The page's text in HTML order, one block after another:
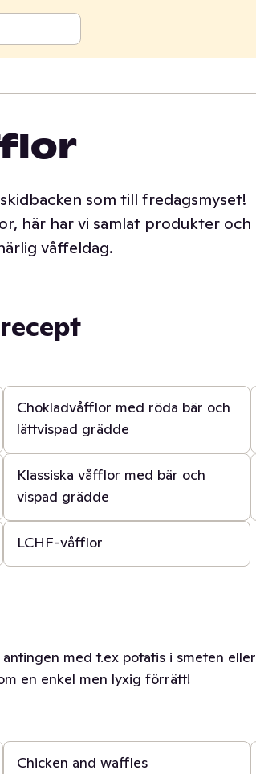
som till fredagsmyset!
här har vi samlat produkter och
våffeldag.
Chokladvåfflor med röda bär och
lättvispad grädde
10 min
Klassiska våfflor med bär och
vispad grädde
30 min
LCHF-våfflor
med t.ex potatis i smeten eller
en enkel men lyxig förrätt!
Chicken and waffles